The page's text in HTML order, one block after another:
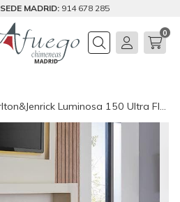
SEDE MADRID: 914 678 285
Buscar
0
Chimenea eléctrica Charlton&Jenrick Luminosa 150 Ultra Flame